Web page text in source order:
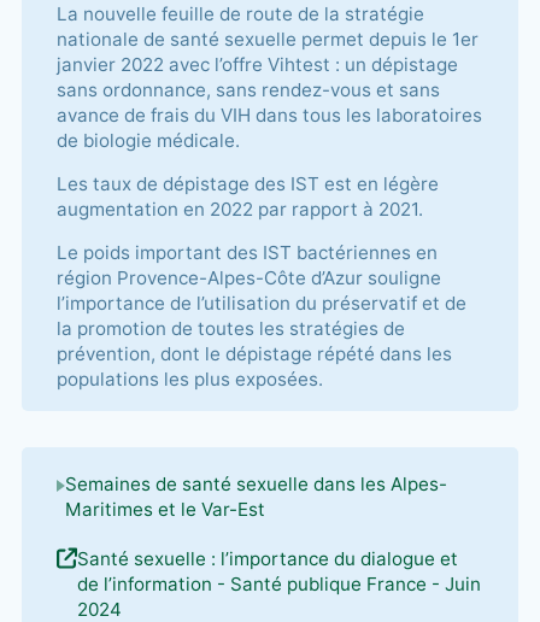
La nouvelle feuille de route de la stratégie
nationale de santé sexuelle permet depuis le 1er
janvier 2022 avec l’offre Vihtest : un dépistage
sans ordonnance, sans rendez-vous et sans
avance de frais du VIH dans tous les laboratoires
de biologie médicale.
Les taux de dépistage des IST est en légère
augmentation en 2022 par rapport à 2021.
Le poids important des IST bactériennes en
région Provence-Alpes-Côte d’Azur souligne
l’importance de l’utilisation du préservatif et de
la promotion de toutes les stratégies de
prévention, dont le dépistage répété dans les
populations les plus exposées.
Semaines de santé sexuelle dans les Alpes-
Maritimes et le Var-Est
Santé sexuelle : l’importance du dialogue et
de l’information - Santé publique France - Juin
2024